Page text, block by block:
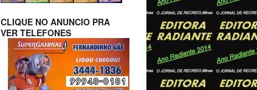
CLIQUE NO ANUNCIO PRA
VER TELEFONES